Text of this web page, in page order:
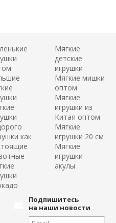
как
Мягкие
детские
игрушки
Мягкие мишки
оптом
Мягкие
игрушки из
Китая оптом
Мягкие
игрушки 20 см
Мягкие
игрушки
акулы
Подпишитесь
на наши новости